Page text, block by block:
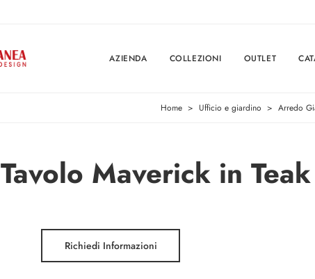
AZIENDA COLLEZIONI OUTLET
Home > Ufficio e giardino > Arredo
Tavolo Maverick in
Richiedi Informazioni